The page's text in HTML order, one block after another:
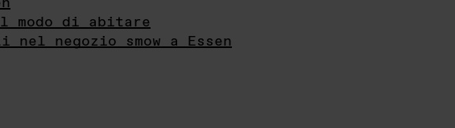
modo di abitare
negozio smow a Essen